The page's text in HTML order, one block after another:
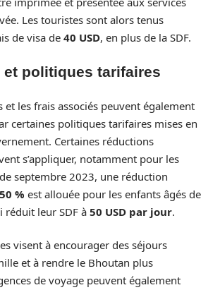
Les touristes sont alors tenus
de visa de 40 USD, en plus de la SDF.
et politiques tarifaires
et les frais associés peuvent également
certaines politiques tarifaires mises en
Certaines réductions
s’appliquer, notamment pour les
septembre 2023, une réduction
50 % est allouée pour les enfants âgés de
réduit leur SDF à 50 USD par jour.
visent à encourager des séjours
et à rendre le Bhoutan plus
de voyage peuvent également